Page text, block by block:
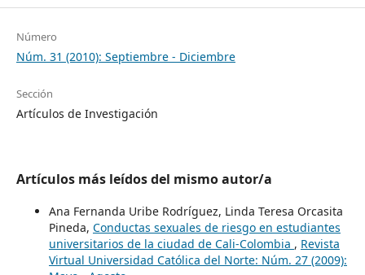
Número
Núm. 31 (2010): Septiembre - Diciembre
Sección
Artículos de Investigación
Artículos más leídos del mismo autor/a
Ana Fernanda Uribe Rodríguez, Linda Teresa Orcasita
Pineda, Conductas sexuales de riesgo en estudiantes
universitarios de la ciudad de Cali-Colombia , Revista
Virtual Universidad Católica del Norte: Núm. 27 (2009):